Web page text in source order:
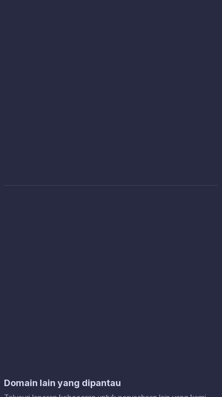
Domain lain yang dipantau